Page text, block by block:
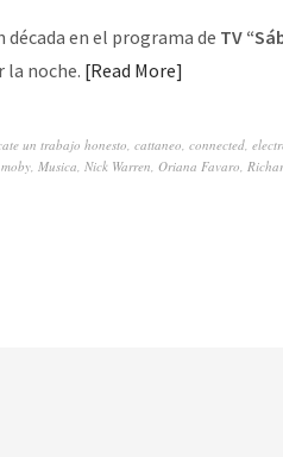
década en el programa de TV
la noche. Read More
un trabajo honesto, cattaneo, connected,
moby, Musica, Nick Warren, Oriana Favaro,